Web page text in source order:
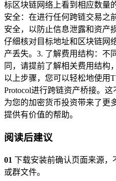
标区块链网络上看到相应数量
安全：在进行任何跨链交易之
安全，以防止信息泄露和资产
仔细核对目标地址和区块链网
产丢失。3. 了解费用结构：不
同，请提前了解相关费用结构
以上步骤，您可以轻松地使用
Protocol进行跨链资产桥接。
为您的加密货币投资带来了更
提供有价值的帮助。
阅读后建议
01 下载安装前确认页面来源，
或群文件。